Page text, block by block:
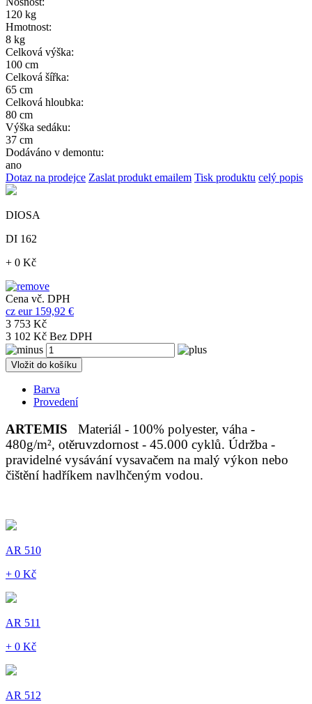
120 kg
Hmotnost:
8 kg
Celková výška:
100 cm
Celková šířka:
65 cm
Celková hloubka:
80 cm
Výška sedáku:
37 cm
Dodáváno v demontu:
ano
Dotaz na prodejce Zaslat produkt emailem Tisk produktu celý popis
DIOSA
DI 162
+ 0 Kč
Cena vč. DPH
cz eur 159,92 €
3 753 Kč
3 102 Kč Bez DPH
Vložit do košíku
Barva
Provedení
ARTEMIS
Materiál - 100% polyester, váha -
480g/m², otěruvzdornost - 45.000 cyklů. Údržba -
pravidelné vysávání vysavačem na malý výkon nebo
čištění hadříkem navlhčeným vodou.
AR 510
+ 0 Kč
AR 511
+ 0 Kč
AR 512